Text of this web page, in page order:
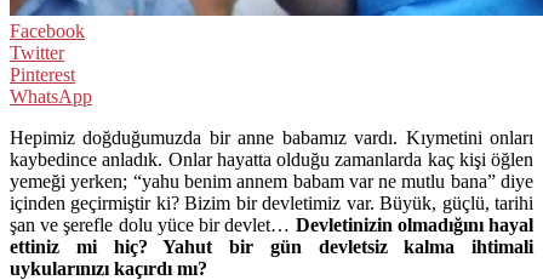
Facebook
Twitter
Pinterest
WhatsApp
Hepimiz doğduğumuzda bir anne babamız vardı. Kıymetini onları
kaybedince anladık. Onlar hayatta olduğu zamanlarda kaç kişi öğlen
yemeği yerken; “yahu benim annem babam var ne mutlu bana” diye
içinden geçirmiştir ki? Bizim bir devletimiz var. Büyük, güçlü, tarihi
şan ve şerefle dolu yüce bir devlet… Devletinizin olmadığını hayal
ettiniz mi hiç? Yahut bir gün devletsiz kalma ihtimali
uykularınızı kaçırdı mı?